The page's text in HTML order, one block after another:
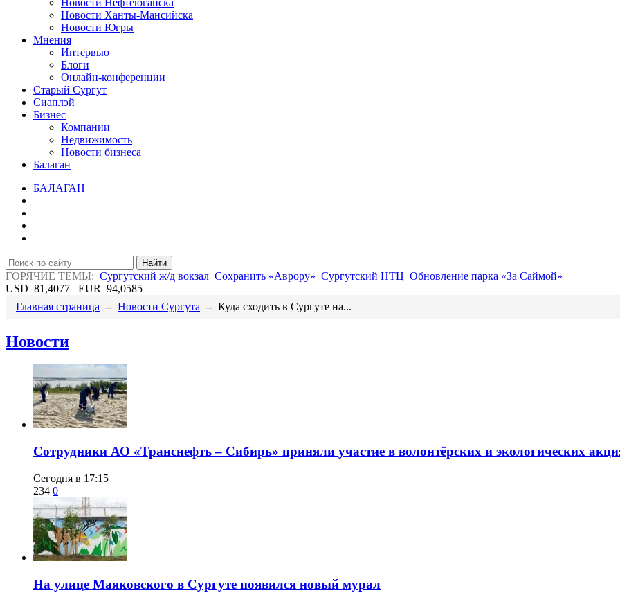
Новости Ханты-Мансийска
Новости Югры
Мнения
Интервью
Блоги
Онлайн-конференции
Старый Сургут
Сиаплэй
Бизнес
Компании
Недвижимость
Новости бизнеса
Балаган
БАЛАГАН
Найти
ГОРЯЧИЕ ТЕМЫ: Сургутский ж/д вокзал Сохранить «Аврору» Сургутский НТЦ Обновление парка «За Саймой»
USD 81,4077 EUR 94,0585
Главная страница → Новости Сургута → ​Куда сходить в Сургуте на...
Новости
Сотрудники АО «Транснефть – Сибирь» приняли участие в волонтёрских и экологических
Сегодня в 17:15
234 0
​На улице Маяковского в Сургуте появился новый мурал